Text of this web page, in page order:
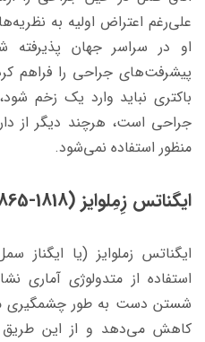
علی‌رغم اعتراض اولیه به
او در سراسر جهان
پیشرفت‌های جراحی را فراهم
باکتری نباید وارد یک زخم
جراحی است، هرچند دیگر از
منظور استفاده نمی‌شود.
ایگناتس زِمِلوایز (1818-1865)
ایگناتس زملوایز (یا ایگناز
استفاده از متدولوژی آماری
شستن دست به طور چشمگیری
کاهش می‌دهد و از این طریق